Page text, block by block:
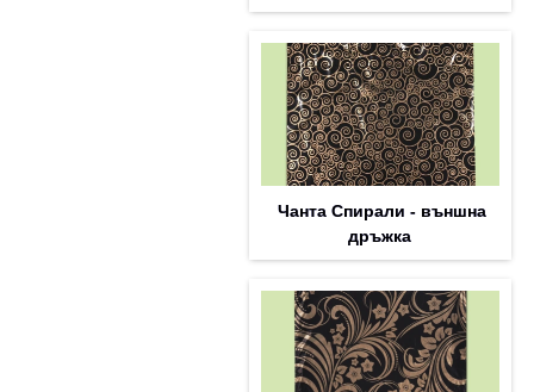
Чанта Спирали - външна
дръжка